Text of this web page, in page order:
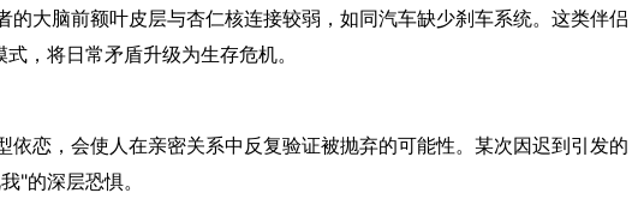
的大脑前额叶皮层与杏仁核连接较弱，如同汽车缺少刹车系统。这类伴侣
，将日常矛盾升级为生存危机。
依恋，会使人在亲密关系中反复验证被抛弃的可能性。某次因迟到引发的
"的深层恐惧。